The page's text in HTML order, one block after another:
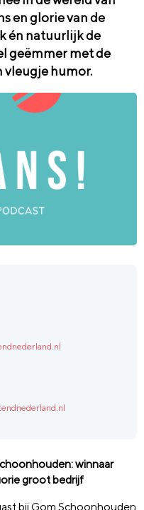
en glorie van de
én natuurlijk de
geëmmer met de
vleugje humor.
winnaar
groot bedrijf
bij Gom Schoonhouden